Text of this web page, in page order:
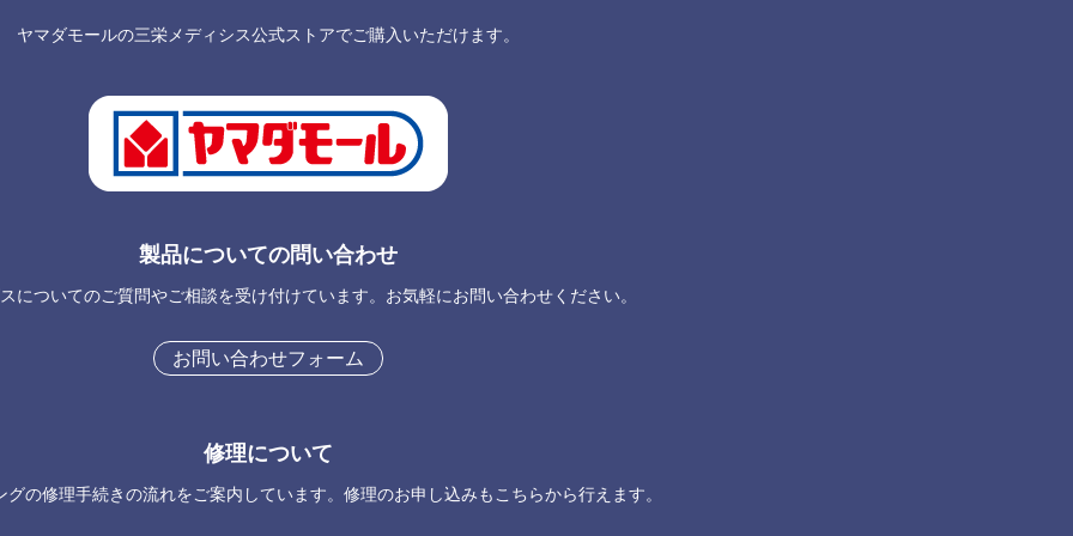
ヤマダモールの三栄メディシス公式ストアでご購入いただけます。
製品についての問い合わせ
についてのご質問やご相談を受け付けています。お気軽にお問い合わせください。
お問い合わせフォーム
修理について
グの修理手続きの流れをご案内しています。修理のお申し込みもこちらから行えます。